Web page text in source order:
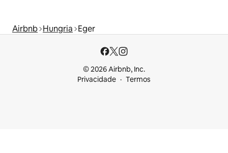
Airbnb Hungria Eger
© 2026 Airbnb, Inc.
Privacidade
Termos